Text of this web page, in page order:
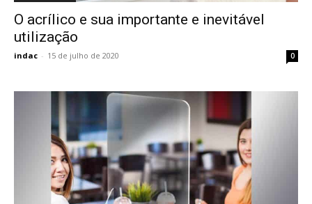
O acrílico e sua importante e inevitável
utilização
indac - 15 de julho de 2020 0